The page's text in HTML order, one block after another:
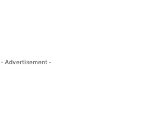
- Advertisement -